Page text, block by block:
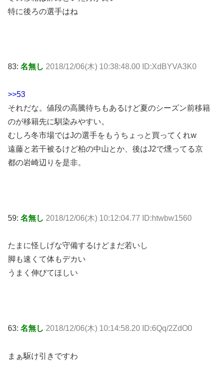
特に後ろの選手はね
83: 名無し 2018/12/06(木) 10:38:48.00 ID:XdBYVA3K0
>>53
それだな。値段の高騰待ちもあるけど夏のシーズン前移籍
のが移籍先に馴染みやすい。
むしろ冬市場ではJの選手をもうちょっと買ってくれw
遠藤と若干被るけど柏の中山とか、後はJ2で燻ってる京
都の岩崎辺りを是非。
59: 名無し 2018/12/06(木) 10:12:04.77 ID:htwbw1560
たまに怪しげな守備するけどまだ若いし
脚も速くて体もデカい
うまく伸びてほしい
63: 名無し 2018/12/06(木) 10:14:58.20 ID:6Qq/2ZdO0
まぁ駆け引きですわ